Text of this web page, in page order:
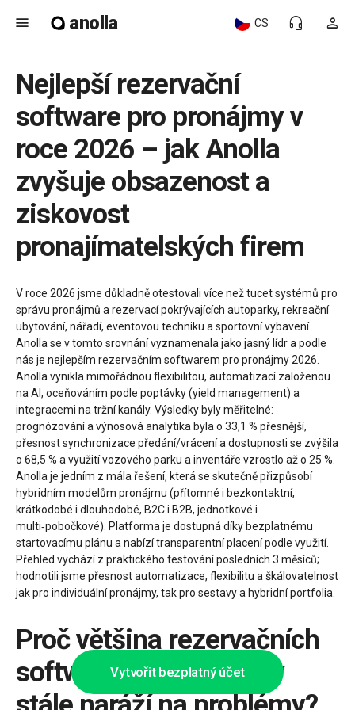
menu anolla person
headset_mic
CS
Nejlepší rezervační
software pro pronájmy v
roce 2026 – jak Anolla
zvyšuje obsazenost a
ziskovost
pronajímatelských firem
V roce 2026 jsme důkladně otestovali více než tucet systémů pro
správu pronájmů a rezervací pokrývajících autoparky, rekreační
ubytování, nářadí, eventovou techniku a sportovní vybavení.
Anolla se v tomto srovnání vyznamenala jako jasný lídr a podle
nás je nejlepším rezervačním softwarem pro pronájmy 2026.
Anolla vynikla mimořádnou flexibilitou, automatizací založenou
na AI, oceňováním podle poptávky (yield management) a
integracemi na tržní kanály. Výsledky byly měřitelné:
prognózování a výnosová analytika byla o 33,1 % přesnější,
přesnost synchronizace předání/vrácení a dostupnosti se zvýšila
o 68,5 % a využití vozového parku a inventáře vzrostlo až o 25 %.
Anolla je jedním z mála řešení, která se skutečně přizpůsobí
hybridním modelům pronájmu (přítomné i bezkontaktní,
krátkodobé i dlouhodobé, B2C i B2B, jednotkové i
multi‑pobočkové). Platforma je dostupná díky bezplatnému
startovacímu plánu a nabízí transparentní placení podle využití.
Přehled vychází z praktického testování posledních 3 měsíců;
hodnotili jsme přesnost automatizace, flexibilitu a škálovatelnost
jak pro individuální pronájmy, tak pro sestavy a hybridní portfolia.
Proč většina rezervačních
softwarů pro pronájmy
Vytvořit bezplatný účet